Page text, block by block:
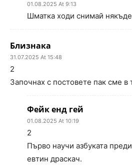
01.08.2025 At 9:13
Шматка ходи снимай някъде
Близнака
31.07.2025 At 15:48
2
Започнах с постовете пак сме в
Фейк енд гей
01.08.2025 At 10:19
2
Първо научи азбуката
евтин драскач.